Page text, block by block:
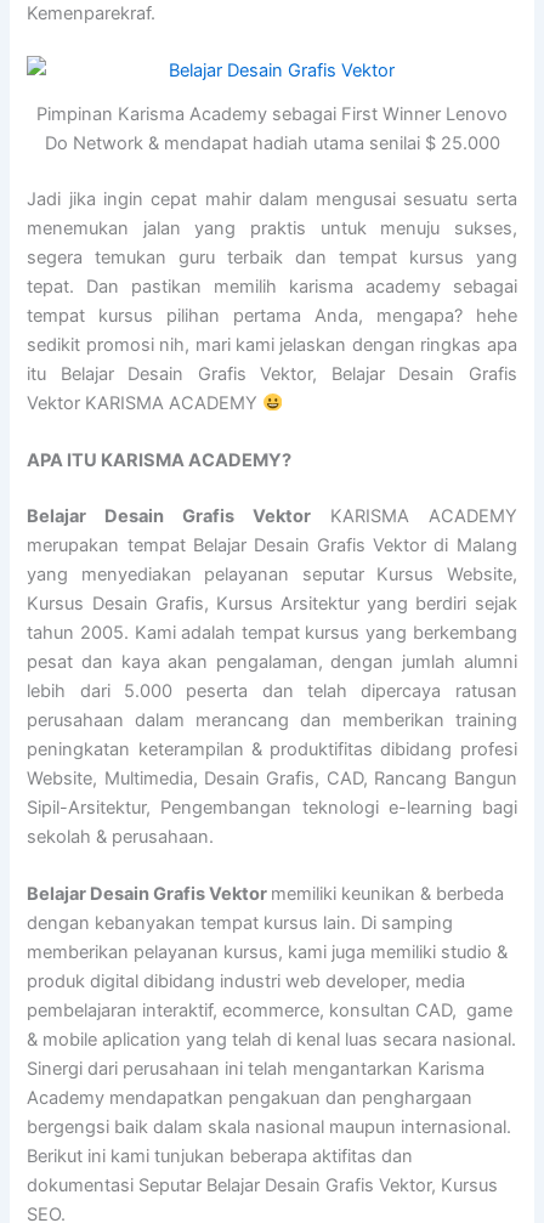
Kemenparekraf.
Pimpinan Karisma Academy sebagai First Winner Lenovo
Do Network & mendapat hadiah utama senilai $ 25.000
Jadi jika ingin cepat mahir dalam mengusai sesuatu serta
menemukan jalan yang praktis untuk menuju sukses,
segera temukan guru terbaik dan tempat kursus yang
tepat. Dan pastikan memilih karisma academy sebagai
tempat kursus pilihan pertama Anda, mengapa? hehe
sedikit promosi nih, mari kami jelaskan dengan ringkas apa
itu Belajar Desain Grafis Vektor, Belajar Desain Grafis
Vektor KARISMA ACADEMY
APA ITU KARISMA ACADEMY?
Belajar Desain Grafis VektorKARISMA ACADEMY
merupakan tempat Belajar Desain Grafis Vektor di Malang
yang menyediakan pelayanan seputar Kursus Website,
Kursus Desain Grafis, Kursus Arsitektur yang berdiri sejak
tahun 2005. Kami adalah tempat kursus yang berkembang
pesat dan kaya akan pengalaman, dengan jumlah alumni
lebih dari 5.000 peserta dan telah dipercaya ratusan
perusahaan dalam merancang dan memberikan training
peningkatan keterampilan & produktifitas dibidang profesi
Website, Multimedia, Desain Grafis, CAD, Rancang Bangun
Sipil-Arsitektur, Pengembangan teknologi e-learning bagi
sekolah & perusahaan.
Belajar Desain Grafis Vektor memiliki keunikan & berbeda
dengan kebanyakan tempat kursus lain. Di samping
memberikan pelayanan kursus, kami juga memiliki studio &
produk digital dibidang industri web developer, media
pembelajaran interaktif, ecommerce, konsultan CAD, game
& mobile aplication yang telah di kenal luas secara nasional.
Sinergi dari perusahaan ini telah mengantarkan Karisma
Academy mendapatkan pengakuan dan penghargaan
bergengsi baik dalam skala nasional maupun internasional.
Berikut ini kami tunjukan beberapa aktifitas dan
dokumentasi Seputar Belajar Desain Grafis Vektor, Kursus
SEO.